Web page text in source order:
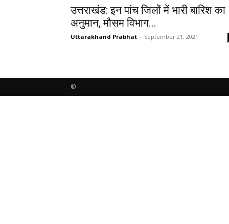
उत्तराखंड: इन पांच जिलों में भारी बारिश का
अनुमान, मौसम विभाग...
Uttarakhand Prabhat - September 21, 2021
©